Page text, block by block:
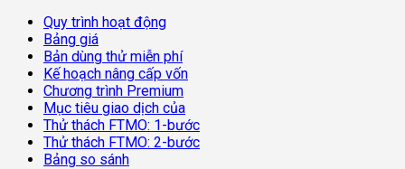
Quy trình hoạt động
Bảng giá
Bản dùng thử miễn phí
Kế hoạch nâng cấp vốn
Chương trình Premium
Mục tiêu giao dịch của
Thử thách FTMO: 1-bước
Thử thách FTMO: 2-bước
Bảng so sánh